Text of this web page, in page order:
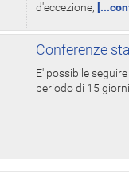
d'eccezione,
Conferenze
E' possibile
periodo di 15